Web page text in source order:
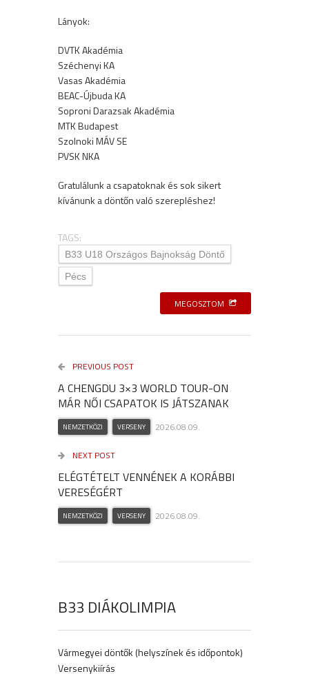
Lányok:
DVTK Akadémia
Széchenyi KA
Vasas Akadémia
BEAC-Újbuda KA
Soproni Darazsak Akadémia
MTK Budapest
Szolnoki MÁV SE
PVSK NKA
Gratulálunk a csapatoknak és sok sikert
kívánunk a döntőn való szerepléshez!
TAGS:
B33 U18 Országos Bajnokság Döntő
Pécs
MEGOSZTOM
PREVIOUS POST
A CHENGDU 3×3 WORLD TOUR-ON
MÁR NŐI CSAPATOK IS JÁTSZANAK
NEMZETKÖZI VERSENY 2026.08.09.
NEXT POST
ELÉGTÉTELT VENNÉNEK A KORÁBBI
VERESÉGÉRT
NEMZETKÖZI VERSENY 2026.08.09.
B33 DIÁKOLIMPIA
Vármegyei döntők (helyszínek és időpontok)
Versenykiírás